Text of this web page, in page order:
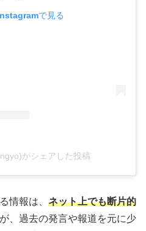
で見る
がシェアした投稿
情報は、 ネット上でも断片的
が、過去の発言や報道を元に少